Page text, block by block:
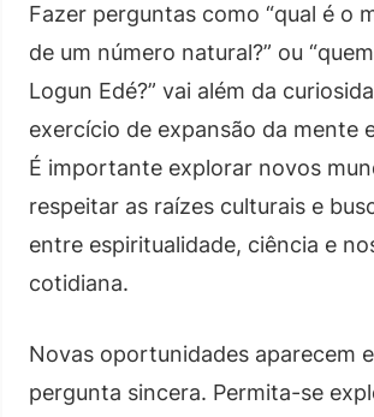
Fazer perguntas como “qual é o
de um número natural?” ou
Logun Edé?” vai além da
exercício de expansão da mente
É importante explorar novos
respeitar as raízes culturais e
entre espiritualidade, ciência e
cotidiana.
Novas oportunidades aparecem
pergunta sincera. Permita-se